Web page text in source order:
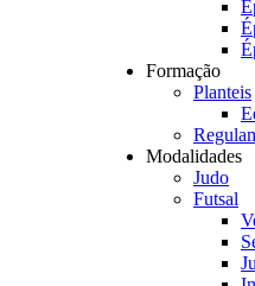
Formação
Planteis
Modalidades
Judo
Futsal